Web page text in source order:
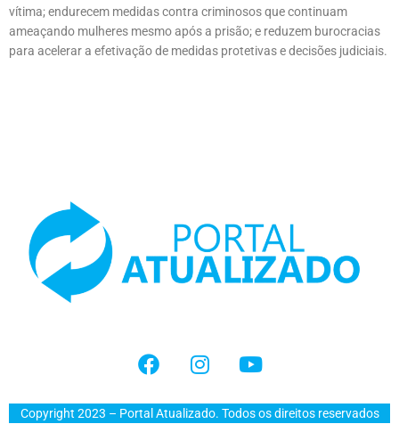
vítima; endurecem medidas contra criminosos que continuam
ameaçando mulheres mesmo após a prisão; e reduzem burocracias
para acelerar a efetivação de medidas protetivas e decisões judiciais.
Copyright 2023 – Portal Atualizado. Todos os direitos reservados